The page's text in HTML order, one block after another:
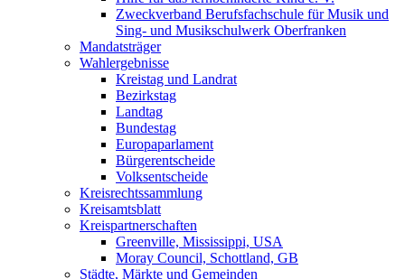
Zweckverband Berufsfachschule für Musik und
Sing- und Musikschulwerk Oberfranken
Mandatsträger
Wahlergebnisse
Kreistag und Landrat
Bezirkstag
Landtag
Bundestag
Europaparlament
Bürgerentscheide
Volksentscheide
Kreisrechtssammlung
Kreisamtsblatt
Kreispartnerschaften
Greenville, Mississippi, USA
Moray Council, Schottland, GB
Städte, Märkte und Gemeinden